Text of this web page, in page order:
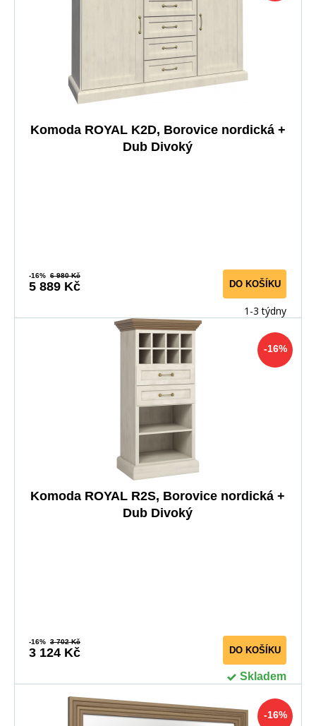
Komoda ROYAL K2D, Borovice nordická +
Dub Divoký
-16% 6 980 Kč
5 889 Kč DO KOŠÍKU
1-3 týdny
-16%
Komoda ROYAL R2S, Borovice nordická +
Dub Divoký
-16% 3 702 Kč
3 124 Kč DO KOŠÍKU
Skladem
-16%